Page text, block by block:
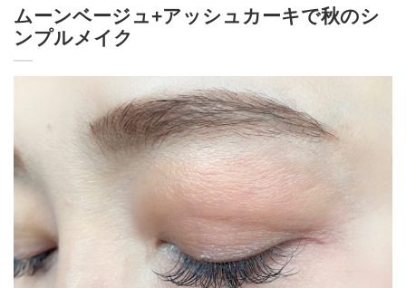
ムーンベージュ+アッシュカーキで秋のシ
ンプルメイク